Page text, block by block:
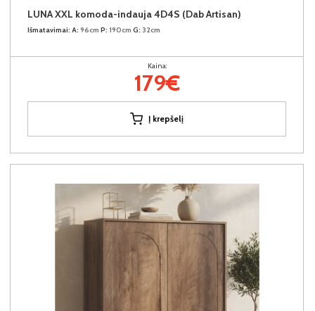
LUNA XXL komoda-indauja 4D4S (Dab Artisan)
Išmatavimai: A: 96cm P: 190cm G: 32cm
Kaina:
179€
Į krepšelį